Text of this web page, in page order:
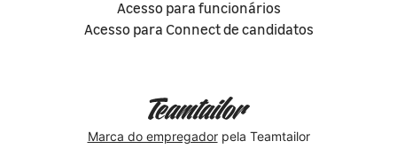
Acesso para funcionários
Acesso para Connect de candidatos
Marca do empregadorpela Teamtailor